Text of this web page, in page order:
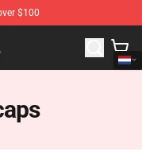
$100
Shop